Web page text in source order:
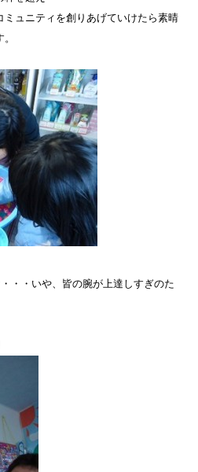
ミュニティを創りあげていけたら素晴
・・いや、皆の腕が上達しすぎのた